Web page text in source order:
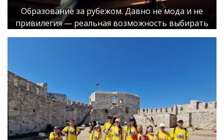
Образование за рубежом. Давно не мода и не
привилегия — реальная возможность выбирать